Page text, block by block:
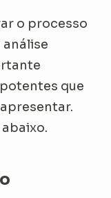
o processo
que